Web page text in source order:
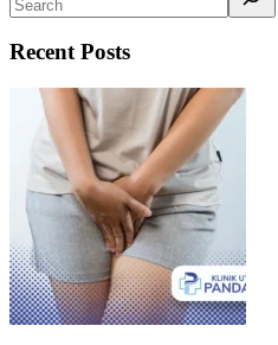
Recent Posts